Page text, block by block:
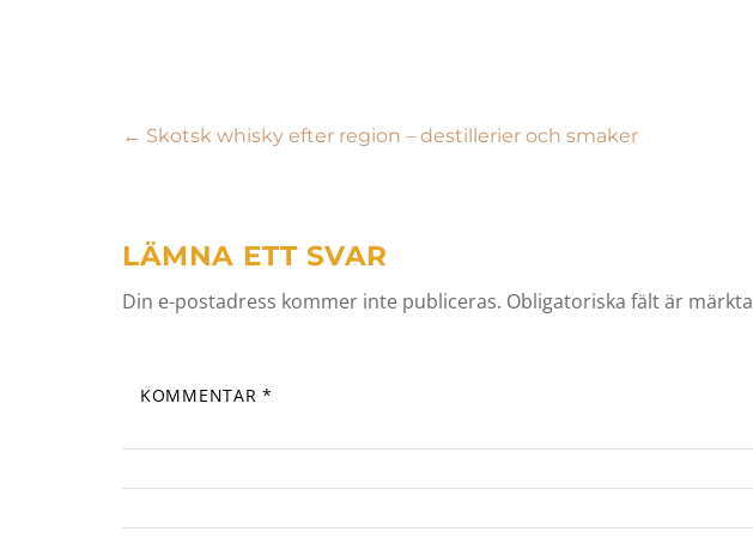
Inläggsnavigering
← Skotsk whisky efter region – destillerier och smaker
LÄMNA ETT SVAR
Din e-postadress kommer inte publiceras. Obligatoriska fält är märkta
KOMMENTAR *